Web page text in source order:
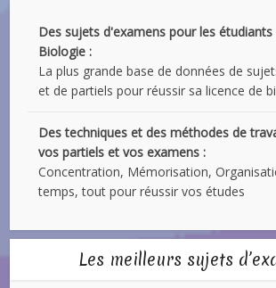
Des sujets d'examens pour les étudiants
Biologie :
La plus grande base de données de
et de partiels pour réussir sa licence de
Des techniques et des méthodes de
vos partiels et vos examens :
Concentration, Mémorisation,
temps, tout pour réussir vos études
Les meilleurs sujets